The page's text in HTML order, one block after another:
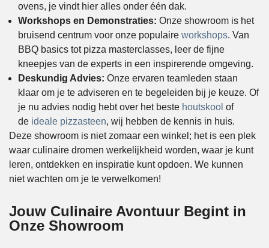
ovens, je vindt hier alles onder één dak.
Workshops en Demonstraties: Onze showroom is het
bruisend centrum voor onze populaire workshops. Van
BBQ basics tot pizza masterclasses, leer de fijne
kneepjes van de experts in een inspirerende omgeving.
Deskundig Advies: Onze ervaren teamleden staan
klaar om je te adviseren en te begeleiden bij je keuze. Of
je nu advies nodig hebt over het beste houtskool of
de ideale pizzasteen, wij hebben de kennis in huis.
Deze showroom is niet zomaar een winkel; het is een plek
waar culinaire dromen werkelijkheid worden, waar je kunt
leren, ontdekken en inspiratie kunt opdoen. We kunnen
niet wachten om je te verwelkomen!
Jouw Culinaire Avontuur Begint in
Onze Showroom